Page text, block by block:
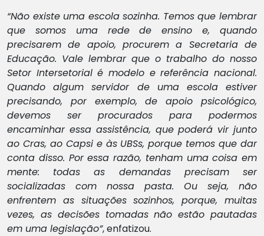
“Não existe uma escola sozinha. Temos que lembrar
que somos uma rede de ensino e, quando
precisarem de apoio, procurem a Secretaria de
Educação. Vale lembrar que o trabalho do nosso
Setor Intersetorial é modelo e referência nacional.
Quando algum servidor de uma escola estiver
precisando, por exemplo, de apoio psicológico,
devemos ser procurados para podermos
encaminhar essa assistência, que poderá vir junto
ao Cras, ao Capsi e às UBSs, porque temos que dar
conta disso. Por essa razão, tenham uma coisa em
mente: todas as demandas precisam ser
socializadas com nossa pasta. Ou seja, não
enfrentem as situações sozinhos, porque, muitas
vezes, as decisões tomadas não estão pautadas
em uma legislação”, enfatizou.